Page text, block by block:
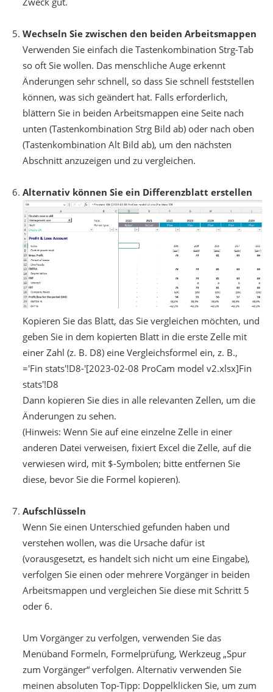
Wechseln Sie zwischen den beiden Arbeitsmappen
Verwenden Sie einfach die Tastenkombination Strg-Tab
so oft Sie wollen. Das menschliche Auge erkennt
Änderungen sehr schnell, so dass Sie schnell feststellen
können, was sich geändert hat. Falls erforderlich,
blättern Sie in beiden Arbeitsmappen eine Seite nach
unten (Tastenkombination Strg Bild ab) oder nach oben
(Tastenkombination Alt Bild ab), um den nächsten
Abschnitt anzuzeigen und zu vergleichen.
Alternativ können Sie ein Differenzblatt erstellen
Kopieren Sie das Blatt, das Sie vergleichen möchten, und
geben Sie in dem kopierten Blatt in die erste Zelle mit
einer Zahl (z. B. D8) eine Vergleichsformel ein, z. B.,
='Fin stats'!D8-'[2023-02-08 ProCam model v2.xlsx]Fin
stats'!D8
Dann kopieren Sie dies in alle relevanten Zellen, um die
Änderungen zu sehen.
(Hinweis: Wenn Sie auf eine einzelne Zelle in einer
anderen Datei verweisen, fixiert Excel die Zelle, auf die
verwiesen wird, mit $-Symbolen; bitte entfernen Sie
diese, bevor Sie die Formel kopieren).
Aufschlüsseln
Wenn Sie einen Unterschied gefunden haben und
verstehen wollen, was die Ursache dafür ist
(vorausgesetzt, es handelt sich nicht um eine Eingabe),
verfolgen Sie einen oder mehrere Vorgänger in beiden
Arbeitsmappen und vergleichen Sie diese mit Schritt 5
oder 6.
Um Vorgänger zu verfolgen, verwenden Sie das
Menüband Formeln, Formelprüfung, Werkzeug „Spur
zum Vorgänger“ verfolgen. Alternativ verwenden Sie
meinen absoluten Top-Tipp: Doppelklicken Sie, um zum